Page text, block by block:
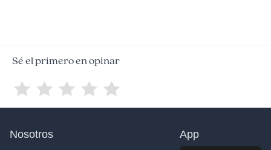
Sé el primero en opinar
Nosotros App